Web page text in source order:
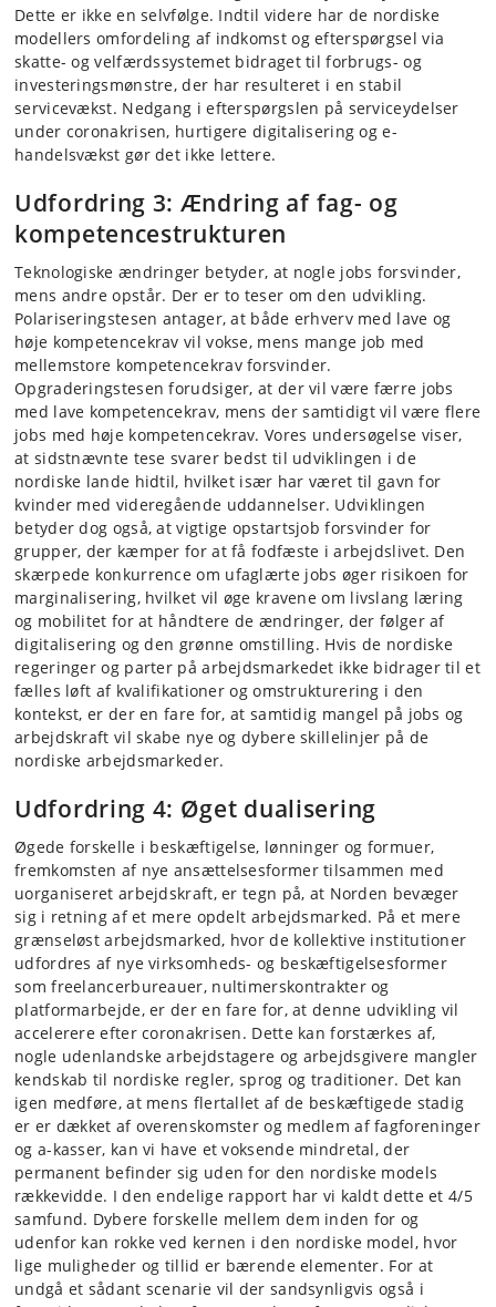
Dette er ikke en selvfølge. Indtil videre har de nordiske
modellers omfordeling af indkomst og efterspørgsel via
skatte- og velfærdssystemet bidraget til forbrugs- og
investeringsmønstre, der har resulteret i en stabil
servicevækst. Nedgang i efterspørgslen på serviceydelser
under coronakrisen, hurtigere digitalisering og e-
handelsvækst gør det ikke lettere.
Udfordring 3: Ændring af fag- og
kompetencestrukturen
Teknologiske ændringer betyder, at nogle jobs forsvinder,
mens andre opstår. Der er to teser om den udvikling.
Polariseringstesen antager, at både erhverv med lave og
høje kompetencekrav vil vokse, mens mange job med
mellemstore kompetencekrav forsvinder.
Opgraderingstesen forudsiger, at der vil være færre jobs
med lave kompetencekrav, mens der samtidigt vil være flere
jobs med høje kompetencekrav. Vores undersøgelse viser,
at sidstnævnte tese svarer bedst til udviklingen i de
nordiske lande hidtil, hvilket især har været til gavn for
kvinder med videregående uddannelser. Udviklingen
betyder dog også, at vigtige opstartsjob forsvinder for
grupper, der kæmper for at få fodfæste i arbejdslivet. Den
skærpede konkurrence om ufaglærte jobs øger risikoen for
marginalisering, hvilket vil øge kravene om livslang læring
og mobilitet for at håndtere de ændringer, der følger af
digitalisering og den grønne omstilling. Hvis de nordiske
regeringer og parter på arbejdsmarkedet ikke bidrager til et
fælles løft af kvalifikationer og omstrukturering i den
kontekst, er der en fare for, at samtidig mangel på jobs og
arbejdskraft vil skabe nye og dybere skillelinjer på de
nordiske arbejdsmarkeder.
Udfordring 4: Øget dualisering
Øgede forskelle i beskæftigelse, lønninger og formuer,
fremkomsten af nye ansættelsesformer tilsammen med
uorganiseret arbejdskraft, er tegn på, at Norden bevæger
sig i retning af et mere opdelt arbejdsmarked. På et mere
grænseløst arbejdsmarked, hvor de kollektive institutioner
udfordres af nye virksomheds- og beskæftigelsesformer
som freelancerbureauer, nultimerskontrakter og
platformarbejde, er der en fare for, at denne udvikling vil
accelerere efter coronakrisen. Dette kan forstærkes af,
nogle udenlandske arbejdstagere og arbejdsgivere mangler
kendskab til nordiske regler, sprog og traditioner. Det kan
igen medføre, at mens flertallet af de beskæftigede stadig
er er dækket af overenskomster og medlem af fagforeninger
og a-kasser, kan vi have et voksende mindretal, der
permanent befinder sig uden for den nordiske models
rækkevidde. I den endelige rapport har vi kaldt dette et 4/5
samfund. Dybere forskelle mellem dem inden for og
udenfor kan rokke ved kernen i den nordiske model, hvor
lige muligheder og tillid er bærende elementer. For at
undgå et sådant scenarie vil der sandsynligvis også i